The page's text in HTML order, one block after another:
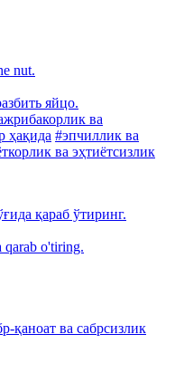
nut.
яйцо.
ва
ҳақида #эпчиллик ва
ва эҳтиётсизлик
қараб ўтиринг.
о'tiring.
қаноат ва сабрсизлик